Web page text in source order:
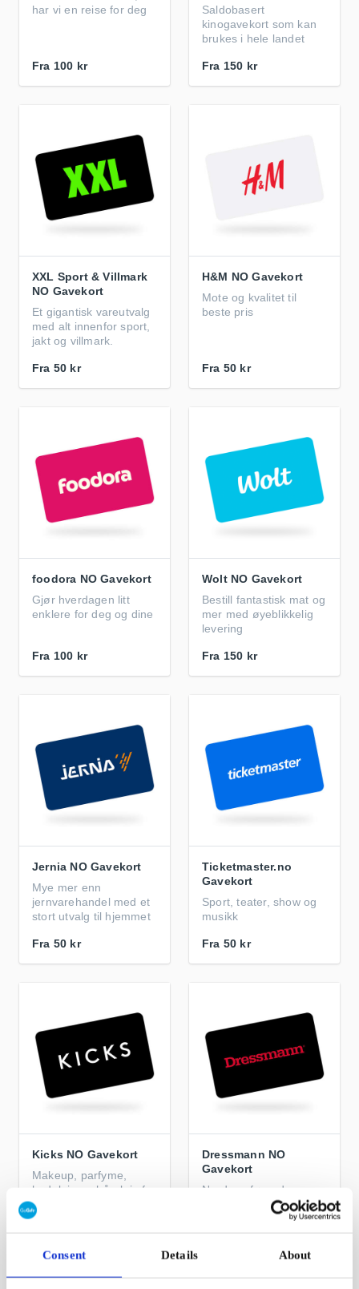
Consent Details About
har vi en reise for deg
Fra 100 kr
Saldobasert
kinogavekort som kan
brukes i hele landet
Fra 150 kr
XXL Sport & Villmark
NO Gavekort
Et gigantisk vareutvalg
med alt innenfor sport,
jakt og villmark.
Fra 50 kr
H&M NO Gavekort
Mote og kvalitet til
beste pris
Fra 50 kr
foodora NO Gavekort
Gjør hverdagen litt
enklere for deg og dine
Fra 100 kr
Wolt NO Gavekort
Bestill fantastisk mat og
mer med øyeblikkelig
levering
Fra 150 kr
Jernia NO Gavekort
Mye mer enn
jernvarehandel med et
stort utvalg til hjemmet
Fra 50 kr
Ticketmaster.no
Gavekort
Sport, teater, show og
musikk
Fra 50 kr
Kicks NO Gavekort
Makeup, parfyme,
hudpleie og hårpleie for
dame og herre
Dressmann NO
Gavekort
Nordens førende
kleskjede innen